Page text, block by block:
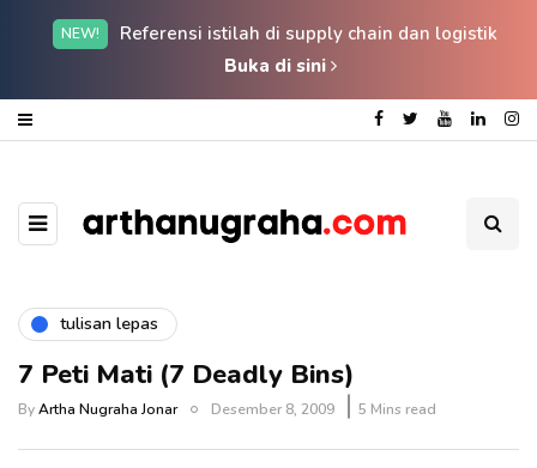
NEW!
Referensi istilah di supply chain dan logistik
Buka di sini
tulisan lepas
7 Peti Mati (7 Deadly Bins)
ByArtha Nugraha Jonar Desember 8, 2009 5 Mins read